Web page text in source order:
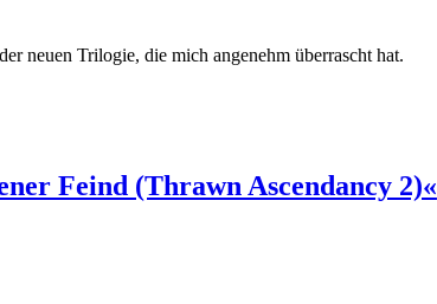
neuen Trilogie, die mich angenehm überrascht hat.
Feind (Thrawn Ascendancy 2)«